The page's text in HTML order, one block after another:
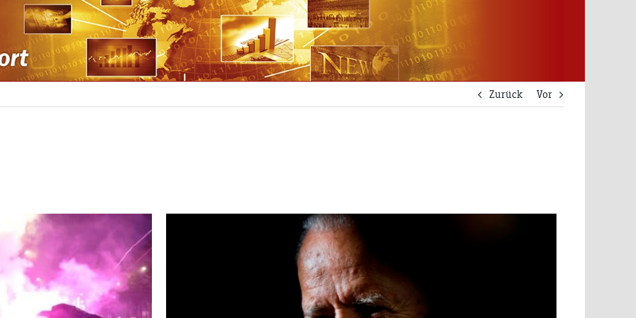
Zurück Vor